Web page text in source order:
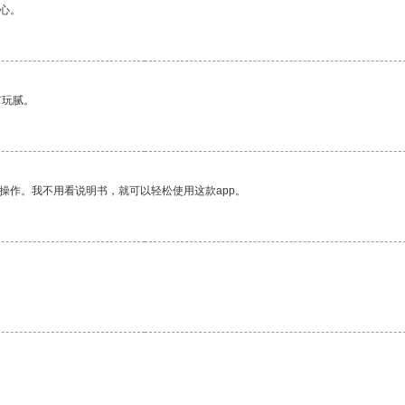
。
腻。
。我不用看说明书，就可以轻松使用这款app。